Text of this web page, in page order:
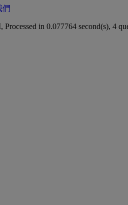
們
Processed in 0.077764 second(s), 4